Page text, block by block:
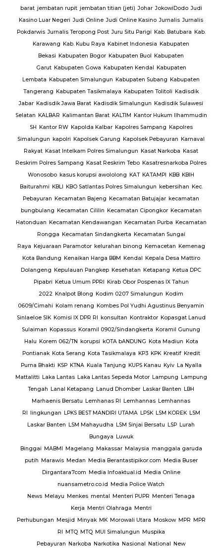
barat jembatan rupit jembatan titian (jeti) Johar JokowiDodo Judi
Kasino Luar Negeri Judi Online Judi Online Kasino Jurnalis Jurnalis
Pokdarwis Jurnalis Teropong Post Juru Situ Parigi Kab. Batubara Kab.
Karawang Kab. Kubu Raya Kabinet Indonesia Kabupaten
Bekasi Kabupaten Bogor Kabupaten Buol Kabupaten
Garut Kabupaten Gowa Kabupaten Kendal Kabupaten
Lembata Kabupaten Simalungun Kabupaten Subang Kabupaten
Tangerang Kabupaten Tasikmalaya Kabupaten Tolitoli Kadisdik
Jabar Kadisdik Jawa Barat Kadisdik Simalungun Kadisdik Sulawesi
Selatan KALBAR Kalimantan Barat KALTIM Kantor Hukum Ilhammudin
SH Kantor RW Kapolda Kalbar Kapolres Sampang Kapolres
Simalungun kapolri Kapolsek Garung Kapolsek Pebayuran Karnaval
Rakyat Kasat Intelkam Polres Simalungun Kasat Narkoba Kasat
Reskrim Polres Sampang Kasat Reskrim Tebo Kasatresnarkoba Polres
Wonosobo kasus korupsi awololong KAT KATAMPI KBB KBIH
Baiturahmi KBLI KBO Satlantas Polres Simalungun kebersihan Kec.
Pebayuran Kecamatan Bajeng Kecamatan Batujajar kecamatan
bungbulang Kecamatan Cililin Kecamatan Cipongkor Kecamatan
Hatonduan Kecamatan Kendawangan Kecamatan Purba Kecamatan
Rongga Kecamatan Sindangkerta Kecamatan Sungai
Raya Kejuaraan Paramotor kelurahan binong Kemacetan Kemenag
Kota Bandung Kenaikan Harga BBM Kendal Kepala Desa Mattiro
Dolangeng Kepulauan Pangkep Kesehatan Ketapang Ketua DPC
Pipabri Ketua Umum PPRI Kirab Obor Pospenas IX Tahun
2022 Knalpot Blong Kodim 0207 Simalungun Kodim
0609/Cimahi Kolam renang Kombes Pol Yudhi Agustinus Benyamin
Sinlaeloe SIK Komisi IX DPR RI konsultan Kontraktor Kopasgat Lanud
Sulaiman Kopassus Koramil 0902/Sindangkerta Koramil Gunung
Halu Korem 062/TN korupsi kOTA bANDUNG Kota Madiun Kota
Pontianak Kota Serang Kota Tasikmalaya KP3 KPK Kreatif Kredit
Purna Bhakti KSP KTNA Kuala Tanjung KUPS Kanau Kyiv La Nyalla
Mattalitti Laka Lantas Laka Lantas Sepeda Motor Lampung Lampung
Tengah Lanal Ketapang Lanud Dhomber Laskar Banten LBH
Marhaenis Bersatu Lemhanas RI Lemhannas Lemhannas
RI lingkungan LPKS BEST MANDIRI UTAMA LPSK LSM KOREK LSM
Laskar Banten LSM Mahayudha LSM Sinjai Bersatu LSP Lurah
Bungaya Luwuk
Binggai MABMI Magelang Makassar Malaysia manggala garuda
putih Marawis Medan Media Berantastipikor.com Media Buser
Dirgantara7com Media Infoaktual.id Media Online
nuansametro.co.id Media Police Watch
News Melayu Menkes mental Menteri PUPR Menteri Tenaga
Kerja Mentri Olahraga Mentri
Perhubungan Mesjid Minyak MK Morowali Utara Moskow MPR MPR
RI MTQ MTQ MUI Simalungun Muspika
Pebayuran Narkoba Narkotika Nasional National New